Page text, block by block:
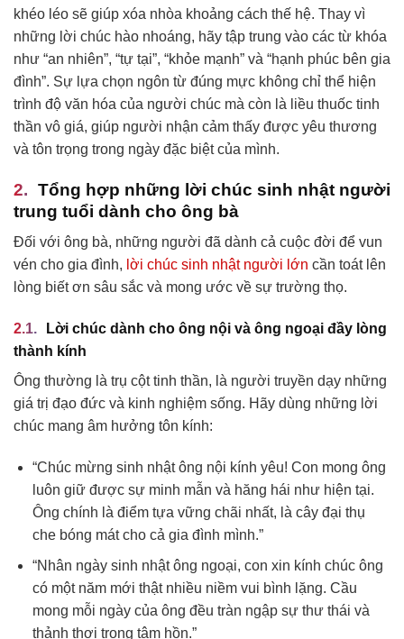
khéo léo sẽ giúp xóa nhòa khoảng cách thế hệ. Thay vì
những lời chúc hào nhoáng, hãy tập trung vào các từ khóa
như “an nhiên”, “tự tại”, “khỏe mạnh” và “hạnh phúc bên gia
đình”. Sự lựa chọn ngôn từ đúng mực không chỉ thể hiện
trình độ văn hóa của người chúc mà còn là liều thuốc tinh
thần vô giá, giúp người nhận cảm thấy được yêu thương
và tôn trọng trong ngày đặc biệt của mình.
Tổng hợp những lời chúc sinh nhật người
trung tuổi dành cho ông bà
Đối với ông bà, những người đã dành cả cuộc đời để vun
vén cho gia đình, lời chúc sinh nhật người lớn cần toát lên
lòng biết ơn sâu sắc và mong ước về sự trường thọ.
Lời chúc dành cho ông nội và ông ngoại đầy lòng
thành kính
Ông thường là trụ cột tinh thần, là người truyền dạy những
giá trị đạo đức và kinh nghiệm sống. Hãy dùng những lời
chúc mang âm hưởng tôn kính:
“Chúc mừng sinh nhật ông nội kính yêu! Con mong ông
luôn giữ được sự minh mẫn và hăng hái như hiện tại.
Ông chính là điểm tựa vững chãi nhất, là cây đại thụ
che bóng mát cho cả gia đình mình.”
“Nhân ngày sinh nhật ông ngoại, con xin kính chúc ông
có một năm mới thật nhiều niềm vui bình lặng. Cầu
mong mỗi ngày của ông đều tràn ngập sự thư thái và
thảnh thơi trong tâm hồn.”